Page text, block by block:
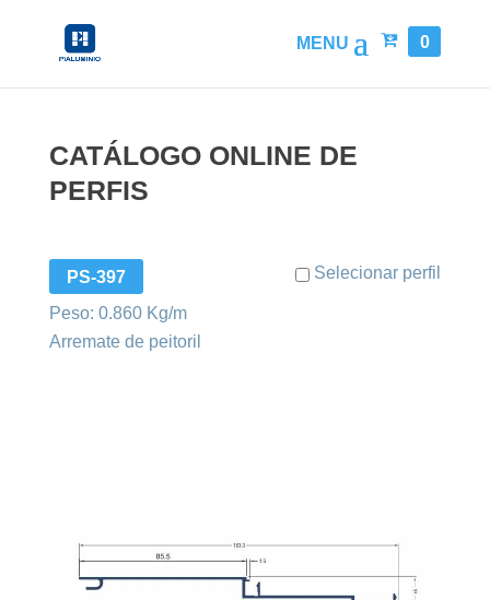
0
CATÁLOGO ONLINE DE
PERFIS
PS-397 Selecionar perfil
Peso: 0.860 Kg/m
Arremate de peitoril